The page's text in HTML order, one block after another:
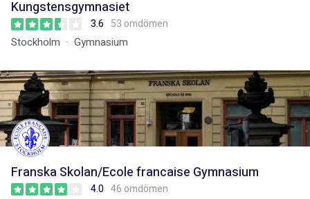
Kungstensgymnasiet
3.6 53 omdömen
Stockholm Gymnasium
Franska Skolan/Ecole francaise Gymnasium
4.0 46 omdömen